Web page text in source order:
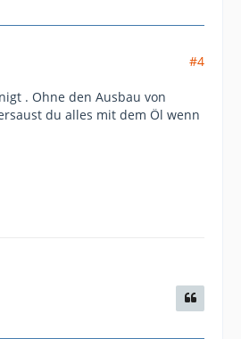
#4
. Ohne den Ausbau von
du alles mit dem Öl wenn